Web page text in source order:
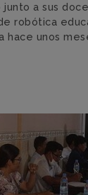
a sus
robótica
hace unos